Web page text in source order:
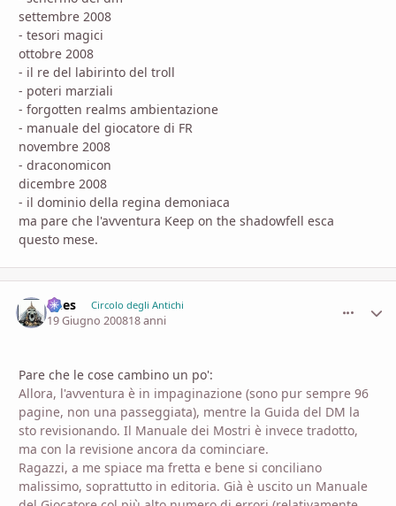
settembre 2008
- tesori magici
ottobre 2008
- il re del labirinto del troll
- poteri marziali
- forgotten realms ambientazione
- manuale del giocatore di FR
novembre 2008
- draconomicon
dicembre 2008
- il dominio della regina demoniaca
ma pare che l'avventura Keep on the shadowfell esca
questo mese.
Dees Circolo degli Antichi
19 Giugno 200818 anni
Pare che le cose cambino un po':
Allora, l'avventura è in impaginazione (sono pur sempre 96
pagine, non una passeggiata), mentre la Guida del DM la
sto revisionando. Il Manuale dei Mostri è invece tradotto,
ma con la revisione ancora da cominciare.
Ragazzi, a me spiace ma fretta e bene si conciliano
malissimo, soprattutto in editoria. Già è uscito un Manuale